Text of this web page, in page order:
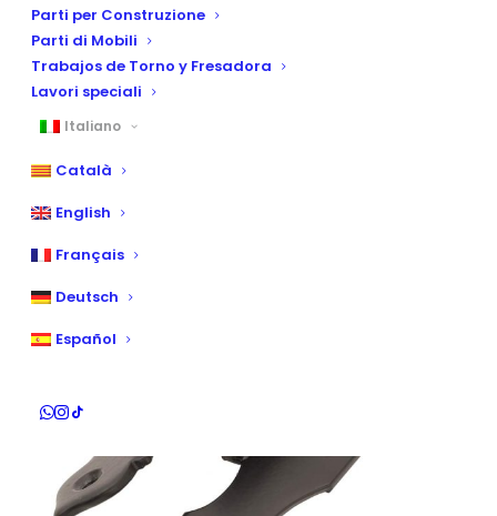
Parti per Construzione
Parti di Mobili
Trabajos de Torno y Fresadora
Lavori speciali
Italiano
Català
English
Français
Deutsch
Español